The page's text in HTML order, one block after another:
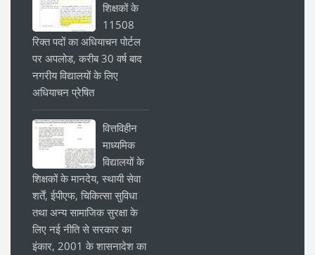
शिक्षकों के
11508
रिक्त पदों का अधियाचन पोर्टल
पर अपलोड, करीब 30 वर्ष बाद
नगरीय विद्यालयों के लिए
अधियाचन प्रेषित
वित्तविहीन
माध्यमिक
विद्यालयों के
शिक्षकों के मानदेय, स्थायी सेवा
शर्तें, ईपीएफ, चिकित्सा सुविधा
तथा अन्य सामाजिक सुरक्षा के
लिए नई नीति से सरकार का
इंकार, 2001 के शासनादेश का